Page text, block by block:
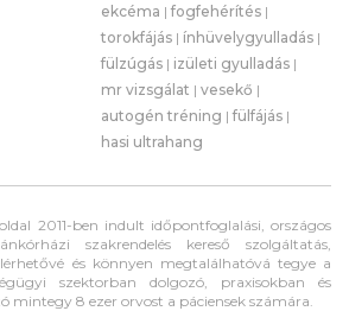
ekcéma |fogfehérítés |
torokfájás | ínhüvelygyulladás |
fülzúgás | izületi gyulladás |
mr vizsgálat | vesekő |
autogén tréning |fülfájás |
hasi ultrahang
2011-ben indult időpontfoglalási, országos
szakrendelés kereső szolgáltatás,
és könnyen megtalálhatóvá tegye a
szektorban dolgozó, praxisokban és
mintegy 8 ezer orvost a páciensek számára.